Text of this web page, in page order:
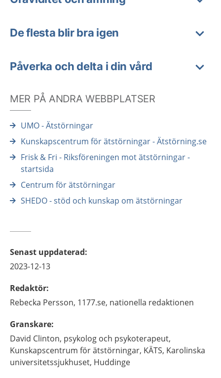
De flesta blir bra igen
Påverka och delta i din vård
MER PÅ ANDRA WEBBPLATSER
UMO - Ätstörningar
Kunskapscentrum för ätstörningar - Ätstörning.se
Frisk & Fri - Riksföreningen mot ätstörningar -
startsida
Centrum för ätstörningar
SHEDO - stöd och kunskap om ätstörningar
Senast uppdaterad:
2023-12-13
Redaktör:
Rebecka Persson, 1177.se, nationella redaktionen
Granskare:
David Clinton, psykolog och psykoterapeut,
Kunskapscentrum för ätstörningar, KÄTS, Karolinska
universitetssjukhuset, Huddinge